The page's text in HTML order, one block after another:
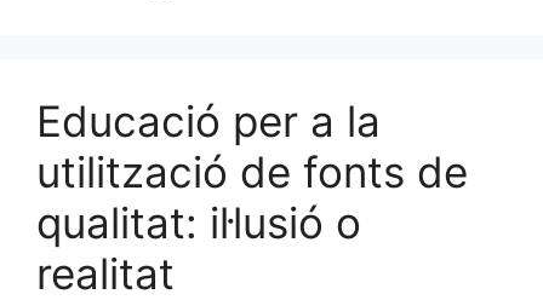
Educació per a la
utilització de fonts de
qualitat: il·lusió o
realitat